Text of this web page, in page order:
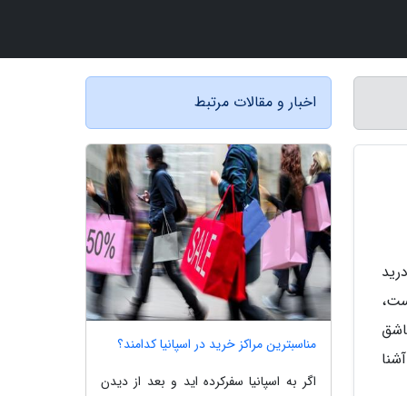
اخبار و مقالات مرتبط
مناسبترین مراکز خرید در اسپانیا کدامند؟
اگر به اسپانیا سفرکرده اید و بعد از دیدن